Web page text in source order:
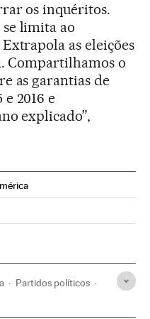
os inquéritos.
se limita ao
as eleições
Compartilhamos o
as garantias de
2016 e
explicado”,
Partidos políticos